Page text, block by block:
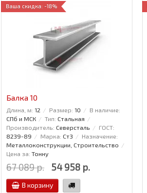
Ваша скидка: -18%
Балка 10
Длина, м: 12 Размер: 10
В наличие:
СПб и МСК
Тип: Стальная
Производитель: Северсталь
ГОСТ:
8239-89
Марка: Ст3
Назначение:
Металлоконструкции, Строительство
Цена за: Тонну
67 089 р. 54 958 р.
В корзину